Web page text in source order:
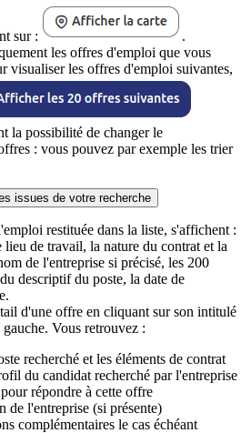
sur :
.
les offres d'emploi que vous
visualiser les offres d'emploi suivantes,
la possibilité de changer le
: vous pouvez par exemple les trier
issues de votre recherche
restituée dans la liste, s'affichent :
de travail, la nature du contrat et la
de l'entreprise si précisé, les 200
descriptif du poste, la date de
d'une offre en cliquant sur son intitulé
Vous retrouvez :
recherché et les éléments de contrat
du candidat recherché par l'entreprise
répondre à cette offre
de l'entreprise (si présente)
complémentaires le cas échéant